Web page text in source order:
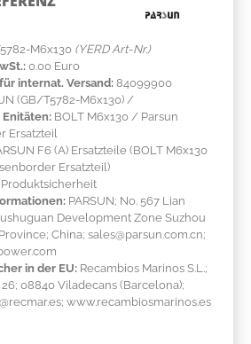
M6x130 (YERD Art-Nr.)
0.00 Euro
internat. Versand:84099900
(GB/T5782-M6x130) /
BOLT M6x130 / Parsun
Ersatzteil
F6 (A) Ersatzteile (BOLT M6x130
Ersatzteil)
PARSUN; No. 567 Lian
Development Zone Suzhou
China; sales@parsun.com.cn;
in der EU: Recambios Marinos S.L.;
08840 Viladecans (Barcelona);
www.recambiosmarinos.es